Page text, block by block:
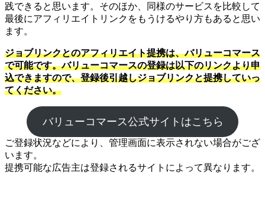
践できると思います。そのほか、同様のサービスを比較して
最後にアフィリエイトリンクをもうけるやり方もあると思い
ます。
ジョブリンクとのアフィリエイト提携は、バリューコマース
で可能です。バリューコマースの登録は以下のリンクより申
込できますので、登録後引越しジョブリンクと提携していっ
てください。
バリューコマース公式サイトはこちら
ご登録状況などにより、管理画面に表示されない場合がござ
います。
提携可能な広告主は登録されるサイトによって異なります。